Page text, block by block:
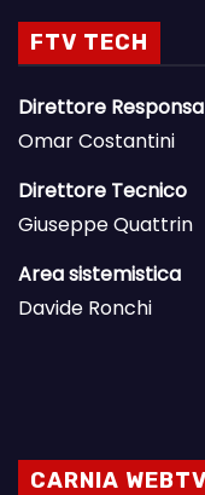
FTV TECH
Direttore
Omar Costantini
Direttore Tecnico
Giuseppe Quattrin
Area sistemistica
Davide Ronchi
CARNIA WEBTV